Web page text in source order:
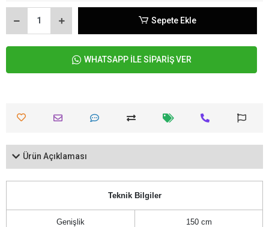
Sepete Ekle
WHATSAPP İLE SİPARİŞ VER
Ürün Açıklaması
Teknik Bilgiler
Genişlik 150 cm